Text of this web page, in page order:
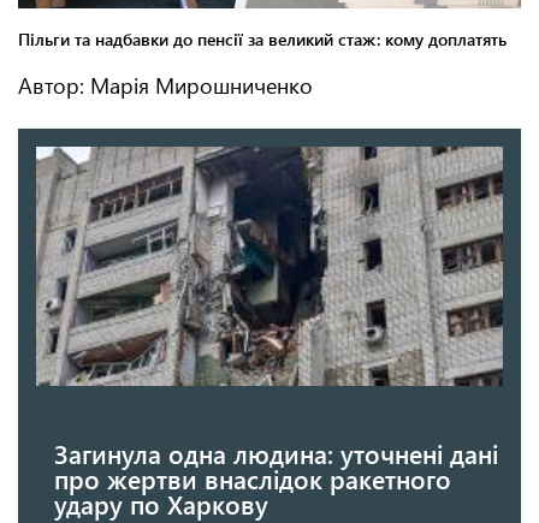
Автор: Марія Мирошниченко
Загинула одна людина: уточнені дані
про жертви внаслідок ракетного
удару по Харкову